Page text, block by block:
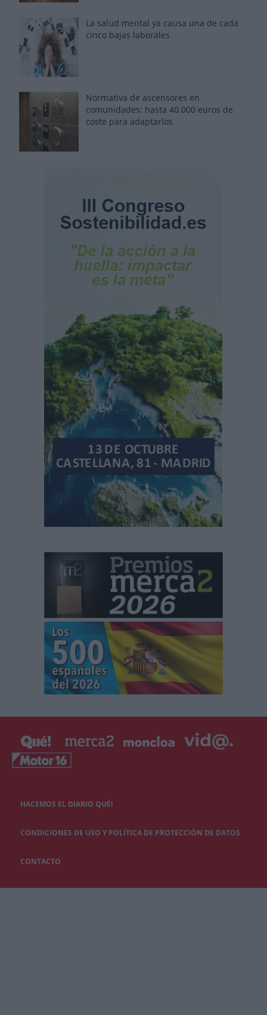
La salud mental ya causa una de cada
cinco bajas laborales
Normativa de ascensores en
comunidades: hasta 40.000 euros de
coste para adaptarlos
HACEMOS EL DIARIO QUÉ!
CONDICIONES DE USO Y POLÍTICA DE PROTECCIÓN DE DATOS
CONTACTO